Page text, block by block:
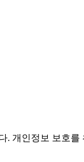
개인정보 보호